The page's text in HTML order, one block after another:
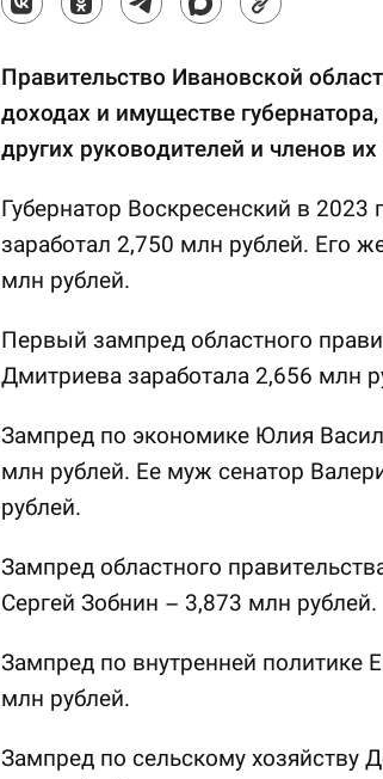
Правительство Ивановской
доходах и имуществе
других руководителей и членов
Губернатор Воскресенский в 2023
заработал 2,750 млн рублей. Его
млн рублей.
Первый зампред областного
Дмитриева заработала 2,656 млн
Зампред по экономике Юлия
млн рублей. Ее муж сенатор
рублей.
Зампред областного
Сергей Зобнин – 3,873 млн рублей.
Зампред по внутренней политике
млн рублей.
Зампред по сельскому хозяйству